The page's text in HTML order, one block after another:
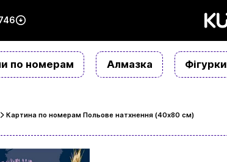
по номерам Алмазка Фігурки
Картина по номерам Польове натхнення (40х80 см)